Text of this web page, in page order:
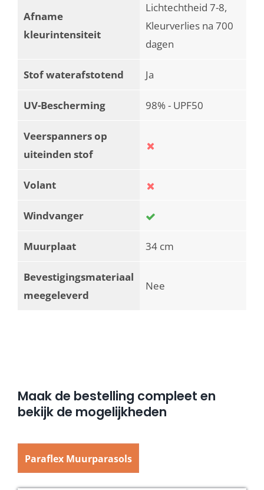
Afname
kleurintensiteit
Lichtechtheid 7-8,
Kleurverlies na 700
dagen
Stof waterafstotend Ja
UV-Bescherming 98% - UPF50
Veerspanners op
uiteinden stof
Volant
Windvanger
Muurplaat 34 cm
Bevestigingsmateriaal
meegeleverd
Nee
Maak de bestelling compleet en
bekijk de mogelijkheden
Paraflex Muurparasols